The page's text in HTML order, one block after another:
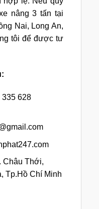
nâng 3 tấn tại
Nai, Long An,
tôi để được tư
335 628
Châu Thới,
Tp.Hồ Chí Minh